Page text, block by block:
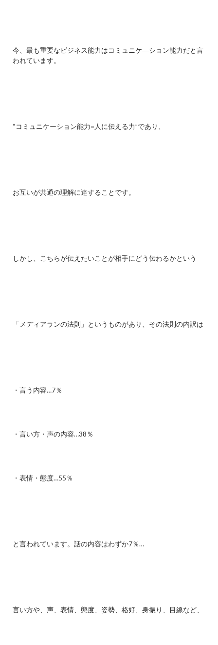
今、最も重要なビジネス能力はコミュニケ―ション能力だと言
われています。
“コミュニケーション能力=人に伝える力”であり、
お互いが共通の理解に達することです。
しかし、こちらが伝えたいことが相手にどう伝わるかという
「メディアランの法則」というものがあり、その法則の内訳は
・言う内容…7％
・言い方・声の内容…38％
・表情・態度…55％
と言われています。話の内容はわずか7％…
言い方や、声、表情、態度、姿勢、格好、身振り、目線など、